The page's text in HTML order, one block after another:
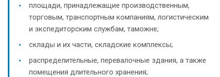
площади, принадлежащие производственным,
торговым, транспортным компаниям, логистическим
и экспедиторским службам, таможне;
склады и их части, складские комплексы;
распределительные, перевалочные здания, а также
помещения длительного хранения;